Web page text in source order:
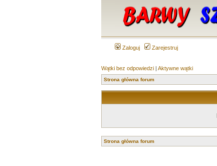
Zaloguj Zarejestruj
Wątki bez odpowiedzi| Aktywne wątki
Strona główna forum
Strona główna forum